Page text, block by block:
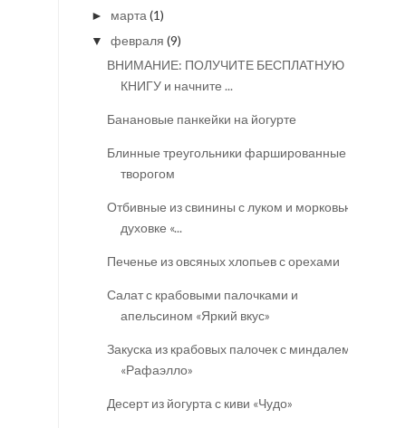
► марта (1)
▼ февраля (9)
ВНИМАНИЕ: ПОЛУЧИТЕ БЕСПЛАТНУЮ
КНИГУ и начните ...
Банановые панкейки на йогурте
Блинные треугольники фаршированные
творогом
Отбивные из свинины с луком и морковью в
духовке «...
Печенье из овсяных хлопьев с орехами
Салат с крабовыми палочками и
апельсином «Яркий вкус»
Закуска из крабовых палочек с миндалем
«Рафаэлло»
Десерт из йогурта с киви «Чудо»